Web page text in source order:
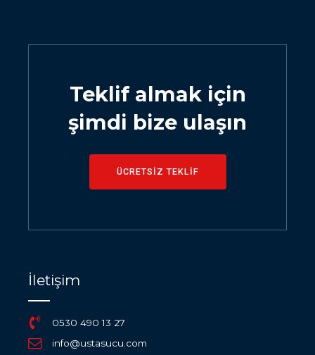
Teklif almak için
şimdi bize ulaşın
ÜCRETSİZ TEKLİF
İletişim
0530 490 13 27
info@ustasucu.com